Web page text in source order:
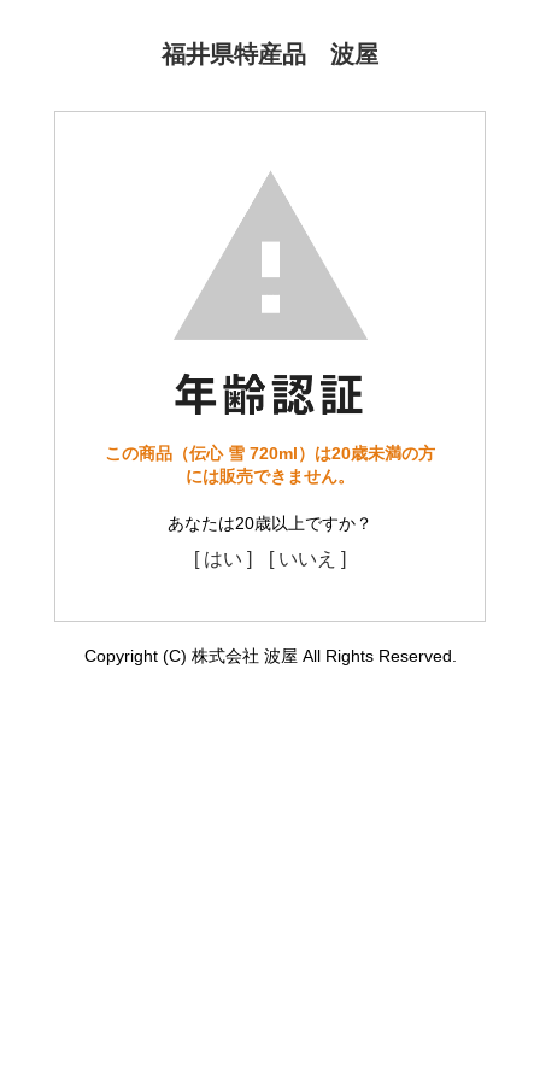
福井県特産品 波屋
この商品（伝心 雪 720ml）は20歳未満の方
には販売できません。
あなたは20歳以上ですか？
[ はい ] [ いいえ ]
Copyright (C) 株式会社 波屋 All Rights Reserved.